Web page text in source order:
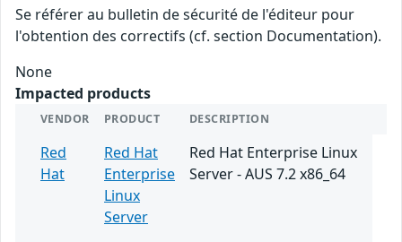
Se référer au bulletin de sécurité de l'éditeur pour
l'obtention des correctifs (cf. section Documentation).
None
Impacted products
VENDOR PRODUCT DESCRIPTION
Red
Hat
Red Hat
Enterprise
Linux
Server
Red Hat Enterprise Linux
Server - AUS 7.2 x86_64